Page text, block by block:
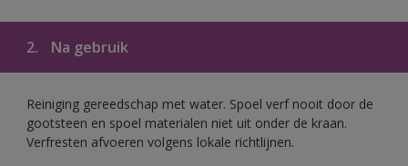
2. Na gebruik
Reiniging gereedschap met water. Spoel verf nooit door de
gootsteen en spoel materialen niet uit onder de kraan.
Verfresten afvoeren volgens lokale richtlijnen.